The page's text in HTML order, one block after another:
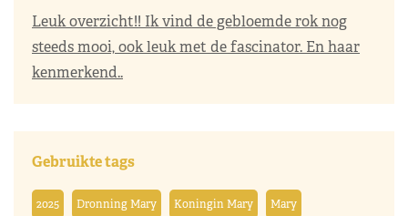
Leuk overzicht!! Ik vind de gebloemde rok nog
steeds mooi, ook leuk met de fascinator. En haar
kenmerkend..
Gebruikte tags
2025 Dronning Mary Koningin Mary Mary